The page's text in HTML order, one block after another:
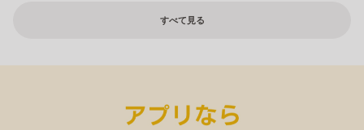
すべて見る